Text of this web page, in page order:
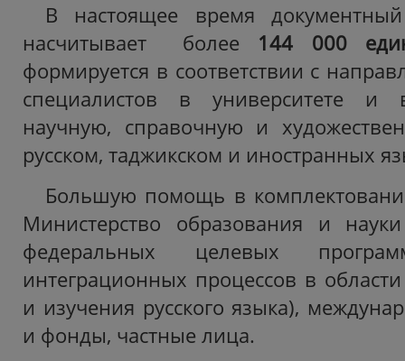
В настоящее время
насчитывает более 144 000
формируется в соответствии с
специалистов в университете и
научную, справочную и
русском, таджикском и иностранных
Большую помощь в
Министерство образования и
федеральных целевых
интеграционных процессов в
и изучения русского языка),
и фонды, частные лица.